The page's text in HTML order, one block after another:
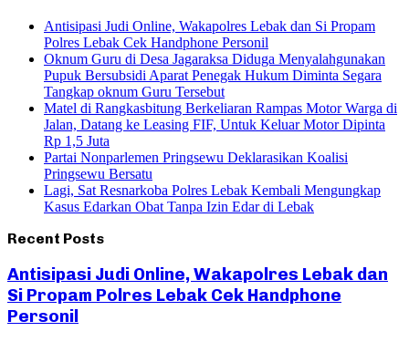
Antisipasi Judi Online, Wakapolres Lebak dan Si Propam
Polres Lebak Cek Handphone Personil
Oknum Guru di Desa Jagaraksa Diduga Menyalahgunakan
Pupuk Bersubsidi Aparat Penegak Hukum Diminta Segara
Tangkap oknum Guru Tersebut
Matel di Rangkasbitung Berkeliaran Rampas Motor Warga di
Jalan, Datang ke Leasing FIF, Untuk Keluar Motor Dipinta
Rp 1,5 Juta
Partai Nonparlemen Pringsewu Deklarasikan Koalisi
Pringsewu Bersatu
Lagi, Sat Resnarkoba Polres Lebak Kembali Mengungkap
Kasus Edarkan Obat Tanpa Izin Edar di Lebak
Recent Posts
Antisipasi Judi Online, Wakapolres Lebak dan
Si Propam Polres Lebak Cek Handphone
Personil